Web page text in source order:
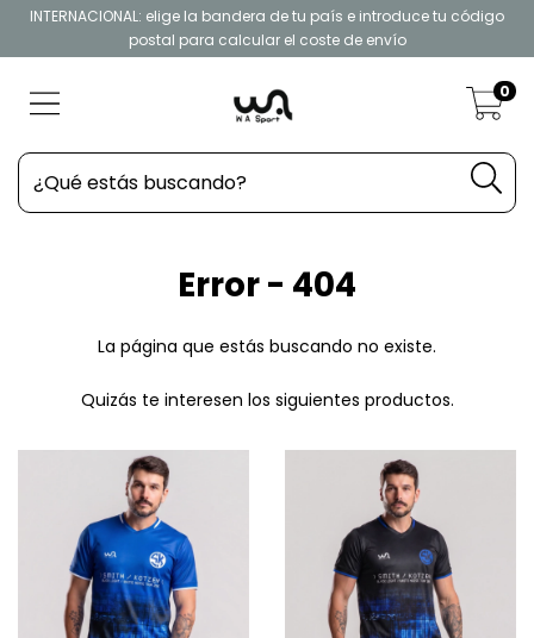
INTERNACIONAL: elige la bandera de tu país e introduce tu código
postal para calcular el coste de envío
0
Error - 404
La página que estás buscando no existe.
Quizás te interesen los siguientes productos.